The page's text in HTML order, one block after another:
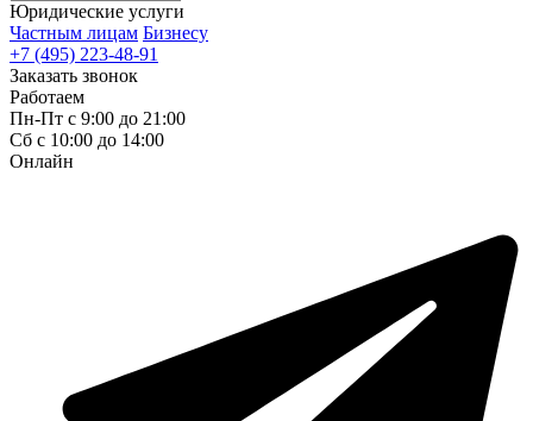
Юридические услуги
Частным лицам Бизнесу
+7 (495) 223-48-91
Заказать звонок
Работаем
Пн-Пт с 9:00 до 21:00
Сб с 10:00 до 14:00
Онлайн